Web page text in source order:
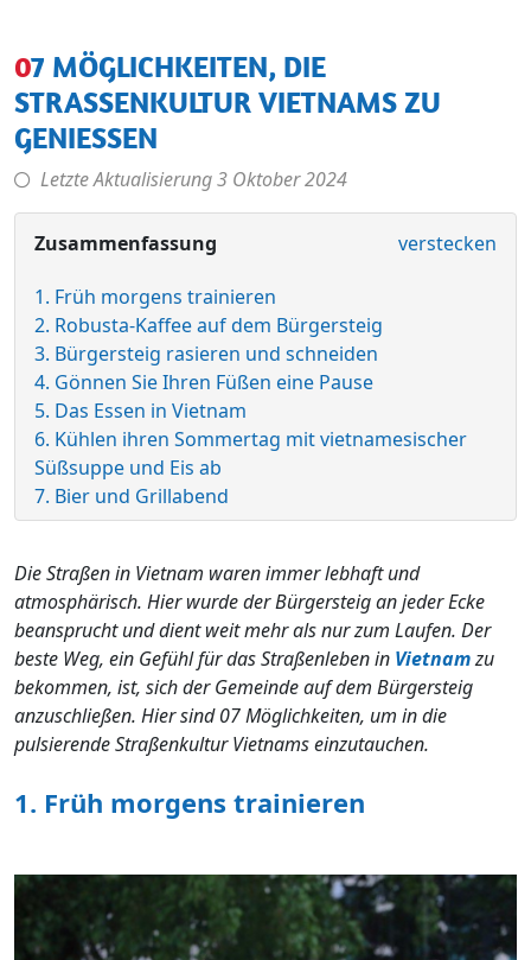
07 MÖGLICHKEITEN, DIE
STRASSENKULTUR VIETNAMS ZU G
ENIESSEN
Letzte Aktualisierung3 Oktober 2024
Zusammenfassung verstecken
1. Früh morgens trainieren
2. Robusta-Kaffee auf dem Bürgersteig
3. Bürgersteig rasieren und schneiden
4. Gönnen Sie Ihren Füßen eine Pause
5. Das Essen in Vietnam
6. Kühlen ihren Sommertag mit vietnamesischer
Süßsuppe und Eis ab
7. Bier und Grillabend
Die Straßen in Vietnam waren immer lebhaft und
atmosphärisch. Hier wurde der Bürgersteig an jeder Ecke
beansprucht und dient weit mehr als nur zum Laufen. Der
beste Weg, ein Gefühl für das Straßenleben in Vietnamzu
bekommen, ist, sich der Gemeinde auf dem Bürgersteig
anzuschließen. Hier sind 07 Möglichkeiten, um in die
pulsierende Straßenkultur Vietnams einzutauchen.
1. Früh morgens trainieren